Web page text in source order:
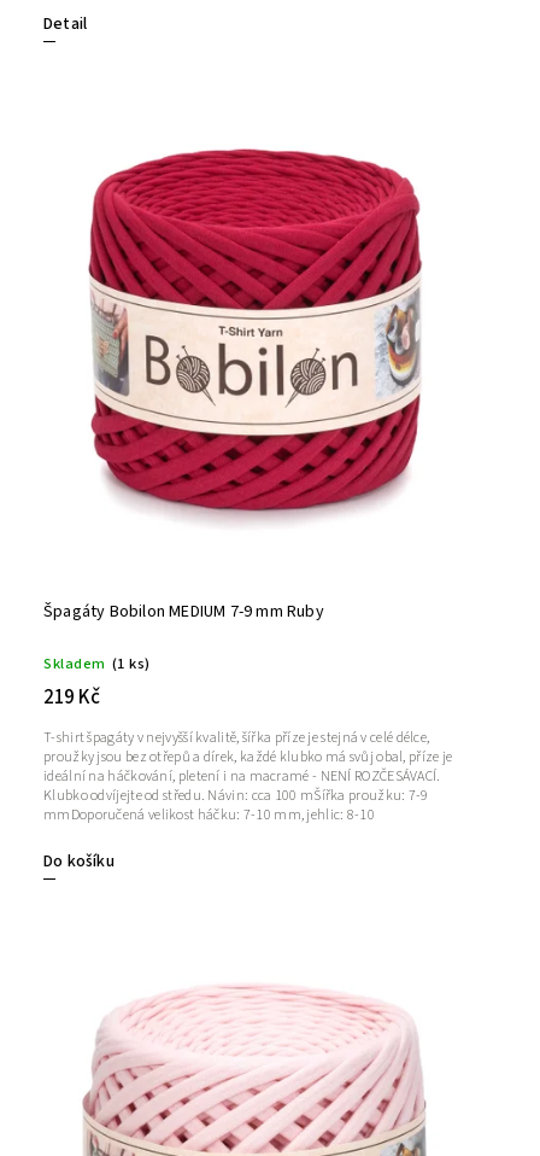
Detail
m +/- 5%Šířka příze ve střihu: 26 mm (cca 8 mm
proužek)Doporučená velikost háčku/jehlic: 5-8
Špagáty Bobilon MEDIUM 7-9 mm Ruby
Skladem (1 ks)
219 Kč
Do košíku
T-shirt špagáty v nejvyšší kvalitě, šířka příze je stejná v celé délce,
proužky jsou bez otřepů a dírek, každé klubko má svůj obal, příze je
ideální na háčkování, pletení i na macramé - NENÍ ROZČESÁVACÍ.
Klubko odvíjejte od středu. Návin: cca 100 mŠířka proužku: 7-9
mmDoporučená velikost háčku: 7-10 mm, jehlic: 8-10